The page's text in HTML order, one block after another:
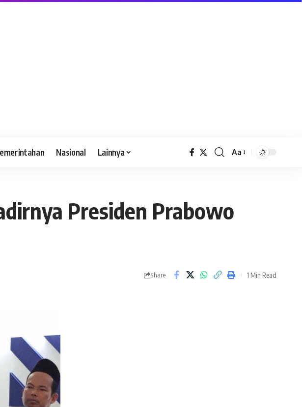
Nasional Lainnya Aa
Presiden Prabowo
Share 1 Min Read